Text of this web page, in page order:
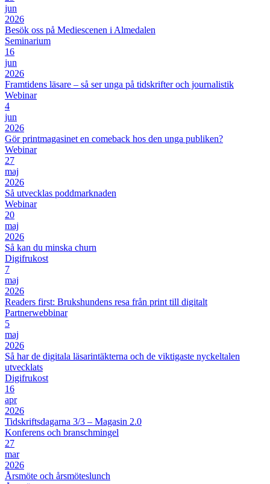
jun
2026
Besök oss på Mediescenen i Almedalen
Seminarium
16
jun
2026
Framtidens läsare – så ser unga på tidskrifter och journalistik
Webinar
4
jun
2026
Gör printmagasinet en comeback hos den unga publiken?
Webinar
27
maj
2026
Så utvecklas poddmarknaden
Webinar
20
maj
2026
Så kan du minska churn
Digifrukost
7
maj
2026
Readers first: Brukshundens resa från print till digitalt
Partnerwebbinar
5
maj
2026
Så har de digitala läsarintäkterna och de viktigaste nyckeltalen
utvecklats
Digifrukost
16
apr
2026
Tidskriftsdagarna 3/3 – Magasin 2.0
Konferens och branschmingel
27
mar
2026
Årsmöte och årsmöteslunch